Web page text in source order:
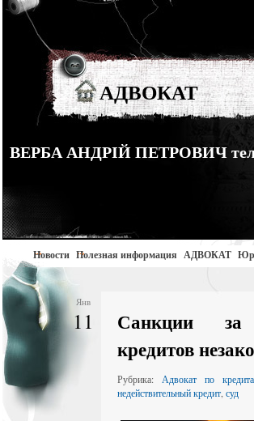
АДВОКАТ
ВЕРБА АНДРІЙ ПЕТРОВИЧ тел.
Новости Полезная информация АДВОКАТ
Янв
11
Санкции за
кредитов
Рубрика: Адвокат по
недействительный кредит суд